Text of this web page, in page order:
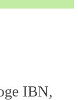
IBN,